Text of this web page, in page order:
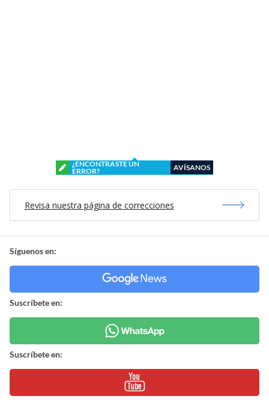
¿ENCONTRASTE UN
ERROR?
AVÍSANOS
Revisa nuestra página de correcciones
Síguenos en:
Suscríbete en:
Suscríbete en: